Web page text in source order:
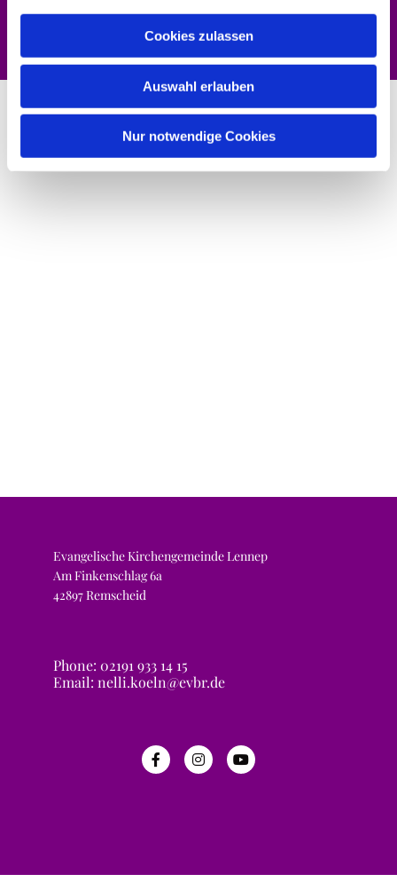
Cookies zulassen
Auswahl erlauben
Nur notwendige Cookies
Dies könnte Sie auch interessieren
Evangelische Kirchengemeinde Lennep
Am Finkenschlag 6a
42897 Remscheid
Phone: 02191 933 14 15
Email: nelli.koeln@evbr.de